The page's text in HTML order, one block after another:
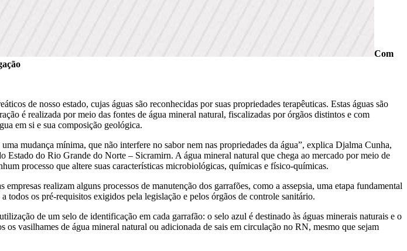
Com
de nosso estado, cujas águas são reconhecidas por suas propriedades terapêuticas. Estas águas são
é realizada por meio das fontes de água mineral natural, fiscalizadas por órgãos distintos e com
em si e sua composição geológica.
mudança mínima, que não interfere no sabor nem nas propriedades da água”, explica Djalma Cunha,
do Rio Grande do Norte – Sicramirn. A água mineral natural que chega ao mercado por meio de
processo que altere suas características microbiológicas, químicas e físico-químicas.
realizam alguns processos de manutenção dos garrafões, como a assepsia, uma etapa fundamental
todos os pré-requisitos exigidos pela legislação e pelos órgãos de controle sanitário.
de um selo de identificação em cada garrafão: o selo azul é destinado às águas minerais naturais e o
vasilhames de água mineral natural ou adicionada de sais em circulação no RN, mesmo que sejam